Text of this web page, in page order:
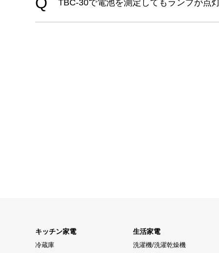
TBC-30で電池を測定してもランプが点
キッチン家電
冷蔵庫
生活家電
洗濯機/洗濯乾燥機